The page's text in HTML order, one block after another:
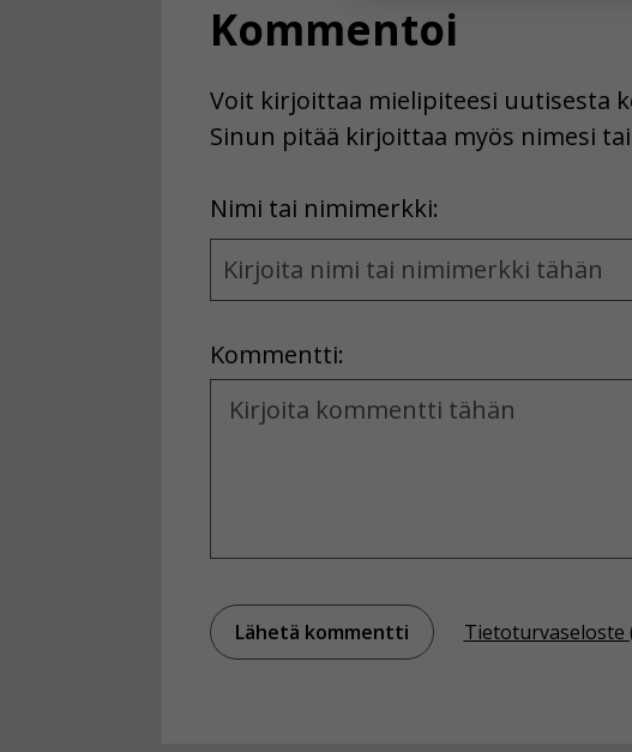
Kommentoi
Voit kirjoittaa mielipiteesi uutisesta
Sinun pitää kirjoittaa myös nimesi
Nimi tai nimimerkki:
Name
and
Kommentti:
Kommentti
Tietoturvaseloste
Voit valita, hyväksytkö